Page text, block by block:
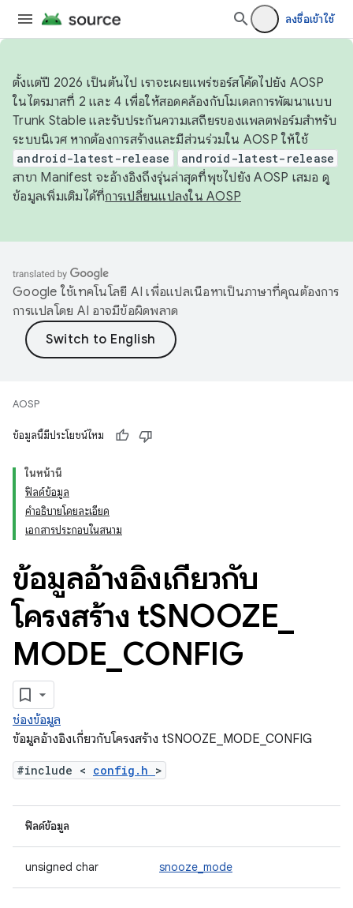
ลงชื่อเข้าใช้
ตั้งแต่ปี 2026 เป็นต้นไป เราจะเผยแพร่ซอร์สโค้ดไปยัง AOSP
ในไตรมาสที่ 2 และ 4 เพื่อให้สอดคล้องกับโมเดลการพัฒนาแบบ
Trunk Stable และรับประกันความเสถียรของแพลตฟอร์มสำหรับ
ระบบนิเวศ หากต้องการสร้างและมีส่วนร่วมใน AOSP ให้ใช้
android-latest-release android-latest-release
สาขา Manifest จะอ้างอิงถึงรุ่นล่าสุดที่พุชไปยัง AOSP เสมอ ดู
ข้อมูลเพิ่มเติมได้ที่การเปลี่ยนแปลงใน AOSP
Google ใช้เทคโนโลยี AI เพื่อแปลเนื้อหาเป็นภาษาที่คุณต้องการ
การแปลโดย AI อาจมีข้อผิดพลาด
AOSP
ข้อมูลนี้มีประโยชน์ไหม
ในหน้านี้
ฟิลด์ข้อมูล
คำอธิบายโดยละเอียด
เอกสารประกอบในสนาม
ข้อมูลอ้างอิงเกี่ยวกับ
โครงสร้าง tSNOOZE
MODE CONFIG
ช่องข้อมูล
ข้อมูลอ้างอิงเกี่ยวกับโครงสร้าง tSNOOZE_MODE_CONFIG
#include < config.h >
ฟิลด์ข้อมูล
unsigned char snooze_mode